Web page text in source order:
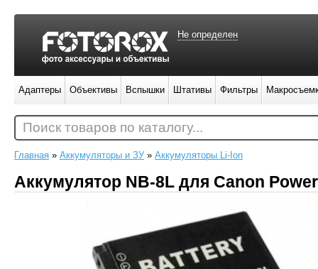
Главная » Аккумуляторы и ЗУ » Аккумуляторы Li-Ion
Аккумулятор NB-8L для Canon
Не определен
Адаптеры Объективы Вспышки Штативы Фильтры
Поиск товаров по каталогу...